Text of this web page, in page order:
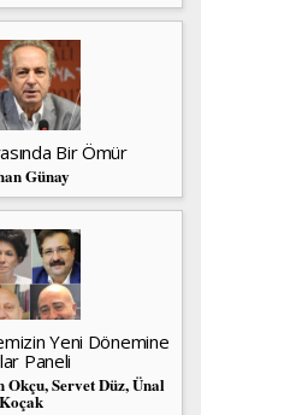
Bir Ömür
Günay
Yeni Dönemine
Paneli
Okçu, Servet Düz, Ünal
Koçak